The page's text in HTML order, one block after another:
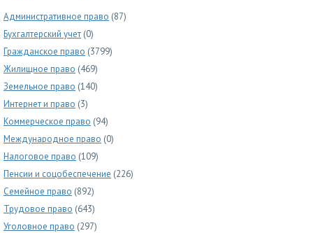
Административное право (87)
Бухгалтерский учет (0)
Гражданское право (3799)
Жилищное право (469)
Земельное право (140)
Интернет и право (3)
Коммерческое право (94)
Международное право (0)
Налоговое право (109)
Пенсии и соцобеспечение (226)
Семейное право (892)
Трудовое право (643)
Уголовное право (297)